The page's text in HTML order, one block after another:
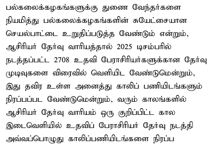
பல்கலைக்கழகங்களுக்கு துணை வேந்தர்களை
நியமித்து பல்கலைக்கழகங்களின் சுயேட்சையான
செயல்பாட்டை உறுதிப்படுத்த வேண்டும் என்றும்,
ஆசிரியர் தேர்வு வாரியத்தால் 2025 டிசம்பரில்
நடத்தப்பட்ட 2708 உதவி பேராசிரியர்களுக்கான தேர்வு
முடிவுகளை விரைவில் வெளியிட வேண்டுமென்றும்,
இது தவிர உள்ள அனைத்து காலிப் பணியிடங்களும்
நிரப்பப்பட வேண்டுமென்றும், வரும் காலங்களில்
ஆசிரியர் தேர்வு வாரியம் ஒரு குறிப்பிட்ட கால
இடைவெளியில் உதவிப் பேராசிரியர் தேர்வு நடத்தி
அவ்வப்பொழுது காலிப்பணியிடங்களை நிரப்ப